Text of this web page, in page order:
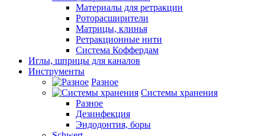
Материалы для ретракции
Роторасширители
Матрицы, клинья
Ретракционные нити
Система Коффердам
Иглы, шприцы для каналов
Инструменты
Разное
Системы хранения
Разное
Дезинфекция
Эндодонтия, боры